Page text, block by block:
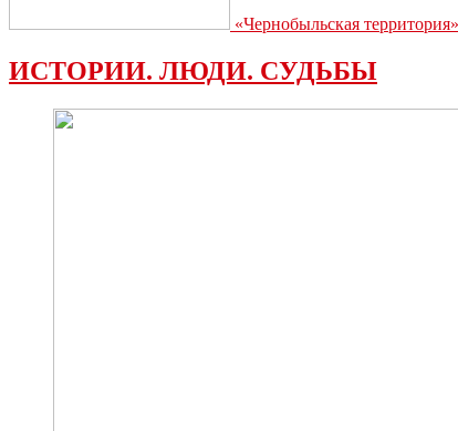
«Чернобыльская
ИСТОРИИ. ЛЮДИ. СУДЬБЫ